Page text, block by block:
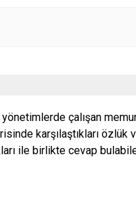
çalışan
karşılaştıkları özlük
ile birlikte cevap